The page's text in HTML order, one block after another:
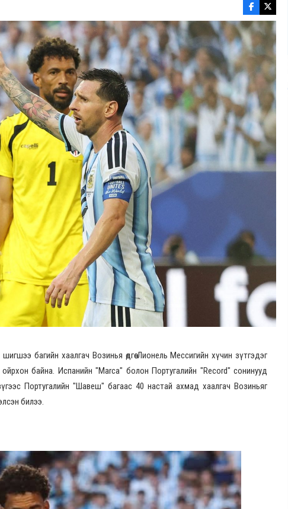
багийн хаалгач Возинья өдгөө Лионель Мессигийн хүчин зүтгэдэг
байна. Испанийн "Marca" болон Португалийн "Record" сонинууд
Португалийн "Шавеш" багаас 40 настай ахмад хаалгач Возиньяг
билээ.